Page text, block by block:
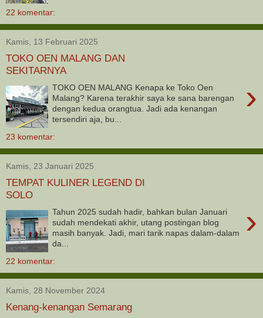
22 komentar:
Kamis, 13 Februari 2025
TOKO OEN MALANG DAN
SEKITARNYA
›
TOKO OEN MALANG Kenapa ke Toko Oen
Malang? Karena terakhir saya ke sana barengan
dengan kedua orangtua. Jadi ada kenangan
tersendiri aja, bu...
23 komentar:
Kamis, 23 Januari 2025
TEMPAT KULINER LEGEND DI
SOLO
›
Tahun 2025 sudah hadir, bahkan bulan Januari
sudah mendekati akhir, utang postingan blog
masih banyak. Jadi, mari tarik napas dalam-dalam
da...
22 komentar:
Kamis, 28 November 2024
Kenang-kenangan Semarang